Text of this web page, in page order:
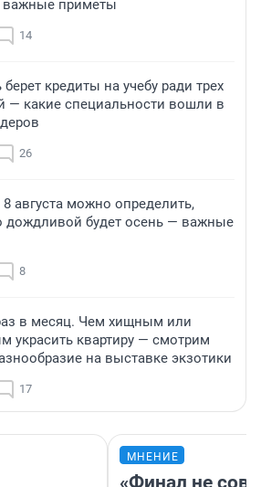
важные приметы
14
кредиты на учебу ради трех
— какие специальности вошли в
26
августа можно определить,
дождливой будет осень — важные
8
в месяц. Чем хищным или
украсить квартиру — смотрим
на выставке экзотики
17
МНЕНИЕ